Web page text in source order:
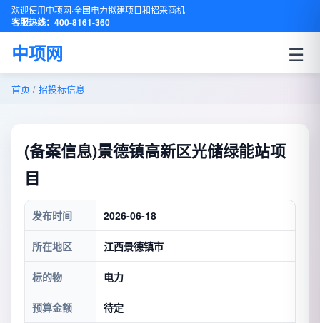
欢迎使用中项网·全国电力拟建项目和招采商机
客服热线：400-8161-360
中项网 ☰
首页 / 招投标信息
(备案信息)景德镇高新区光储绿能站项
目
发布时间 2026-06-18
所在地区 江西景德镇市
标的物 电力
预算金额 待定